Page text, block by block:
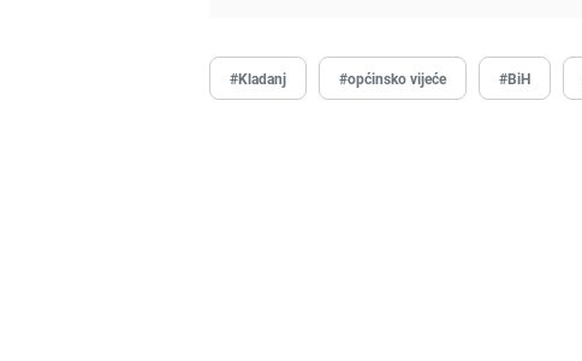
#Kladanj #općinsko vijeće #BiH